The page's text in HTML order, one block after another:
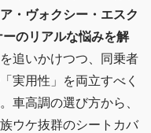
・ヴォクシー・エスク
ーのリアルな悩みを解
追いかけつつ、同乗者
実用性」を両立すべく
車高調の選び方から、
ウケ抜群のシートカバ